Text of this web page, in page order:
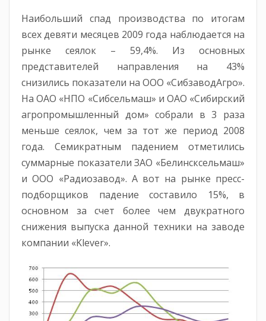
Наибольший спад производства по итогам
всех девяти месяцев 2009 года наблюдается на
рынке сеялок – 59,4%. Из основных
представителей направления на 43%
снизились показатели на ООО «СибзаводАгро».
На ОАО «НПО «Сибсельмаш» и ОАО «Сибирский
агропромышленный дом» собрали в 3 раза
меньше сеялок, чем за тот же период 2008
года. Семикратным падением отметились
суммарные показатели ЗАО «Белинсксельмаш»
и ООО «Радиозавод». А вот на рынке пресс-
подборщиков падение составило 15%, в
основном за счет более чем двукратного
снижения выпуска данной техники на заводе
компании «Klever».